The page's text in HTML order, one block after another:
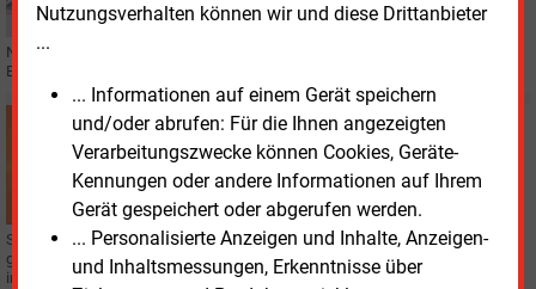
Nutzungsverhalten können wir und diese Drittanbieter
...
... Informationen auf einem Gerät speichern
und/oder abrufen: Für die Ihnen angezeigten
Verarbeitungszwecke können Cookies, Geräte-
Kennungen oder andere Informationen auf Ihrem
Gerät gespeichert oder abgerufen werden.
... Personalisierte Anzeigen und Inhalte, Anzeigen-
und Inhaltsmessungen, Erkenntnisse über
Nordrhein-Westfalen hat einen „Bürgerenergiefonds“ eingerichtet. Für
Erneuerbare-Energien-Projekte stehen jeweils bis zu 300.000 Euro bereit.
Mittwoch, 31.07.2024, 12:47
PHOTOVOLTAIK
Klage: Werbung für große Balkon-PV oft irreführend
Steckersolar-Geräte für den Balkon oder anderswo gehen derzeit wie
geschnitten Brot, und Online-Kaufhäuser springen auf den Zug auf. Nicht
immer ganz seriös, meinen Verbraucherschützer.